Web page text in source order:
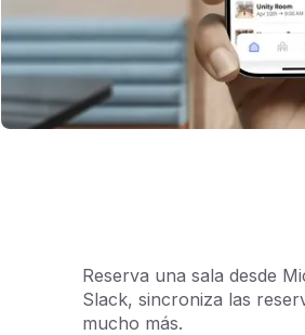
Reserva una sala desde
Slack, sincroniza las
mucho más.